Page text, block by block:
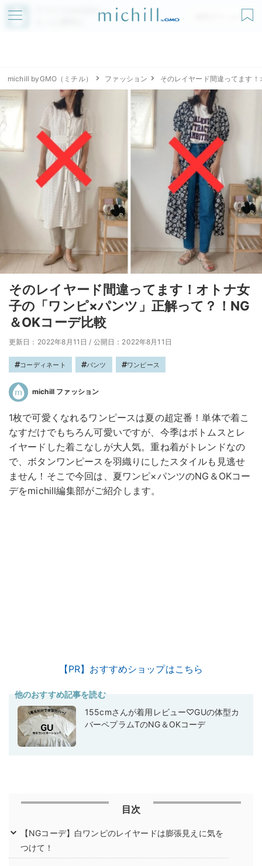
アプリでmichillが
無料ダウンロード
michill byGMO（ミチル） ファッション そのレイヤード間違ってます
そのレイヤード間違ってます！オトナ女
子の「ワンピ×パンツ」正解って？！NG
＆OKコーデ比較
更新日：2022年8月11日 / 公開日：2022年8月11日
コーディネート パンツ ワンピース
michill ファッション
1枚で可愛くなれるワンピースは夏の超定番！単体で着こ
なすだけでもちろん可愛いですが、今季はボトムスとレ
イヤードした着こなしが大人気。重ね着がトレンドなの
で、ボタンワンピースを羽織りにしたスタイルも見逃せ
ません！そこで今回は、夏ワンピ×パンツのNG＆OKコー
デをmichill編集部がご紹介します。
【PR】おすすめショップはこちら
他のおすすめ記事を読む
155cmさんが着用レビュー♡GUの体型カ
バーペプラムTのNG＆OKコーデ
目次
【NGコーデ】白ワンピのレイヤードは膨張見えに気を
つけて！